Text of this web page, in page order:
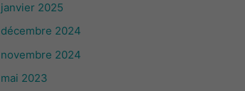
janvier 2025
décembre 2024
novembre 2024
mai 2023